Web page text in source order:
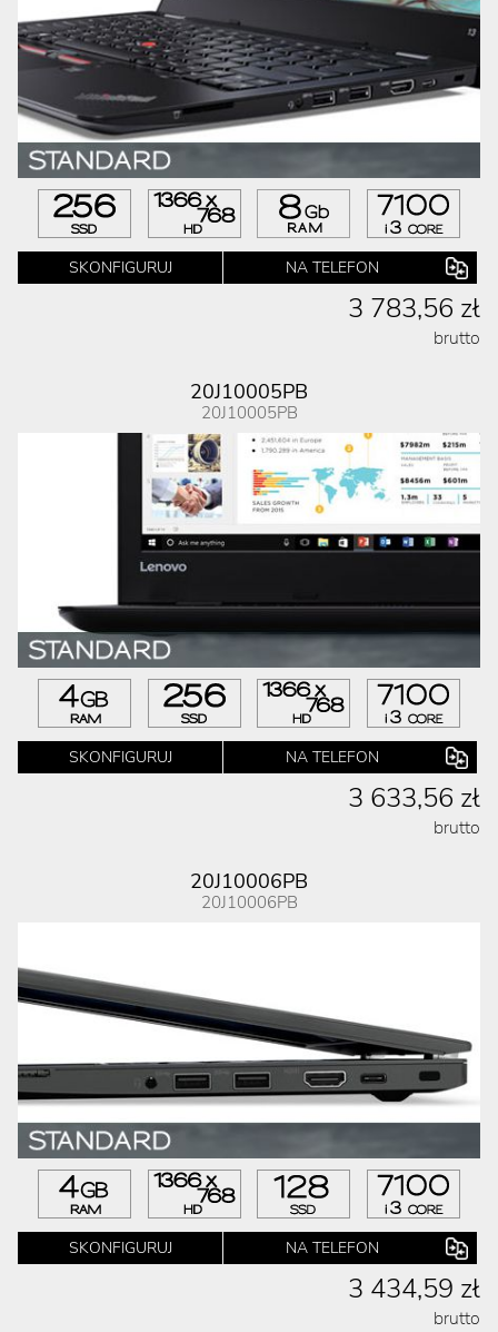
SKONFIGURUJ NA TELEFON
3 783,56 zł
brutto
20J10005PB
20J10005PB
SKONFIGURUJ NA TELEFON
3 633,56 zł
brutto
20J10006PB
20J10006PB
SKONFIGURUJ NA TELEFON
3 434,59 zł
brutto